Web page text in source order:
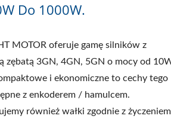
Do 1000W.
MOTOR oferuje gamę silników z
zębatą 3GN, 4GN, 5GN o mocy od
i ekonomiczne to cechy tego
z enkoderem / hamulcem.
również wałki zgodnie z życzeniem